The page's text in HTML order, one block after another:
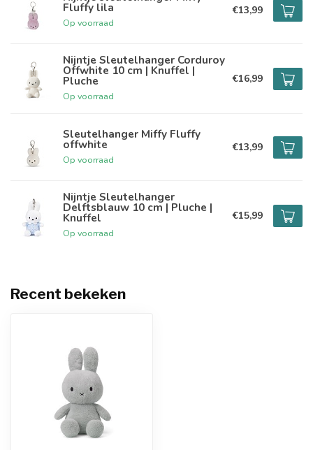
Fluffy lila
Op voorraad
€13,99
Nijntje Sleutelhanger Corduroy
Offwhite 10 cm | Knuffel |
Pluche
Op voorraad
€16,99
Sleutelhanger Miffy Fluffy
offwhite
Op voorraad
€13,99
Nijntje Sleutelhanger
Delftsblauw 10 cm | Pluche |
Knuffel
Op voorraad
€15,99
Recent bekeken